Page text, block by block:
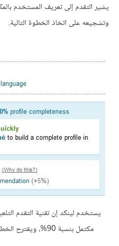
يشير التقدم إلى تعريف المستخدم
وتشجيعه على اتخاذ الخطوة التالية.
يستخدم لينكد إن تقنية التقدم
مكتمل بنسبة 90%، ويقترح الخطوات المحتملة التالية لإتمامه.